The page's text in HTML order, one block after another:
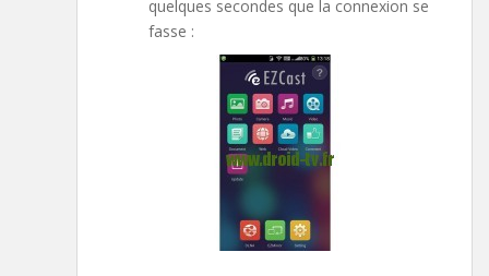
quelques secondes que la connexion se
fasse :